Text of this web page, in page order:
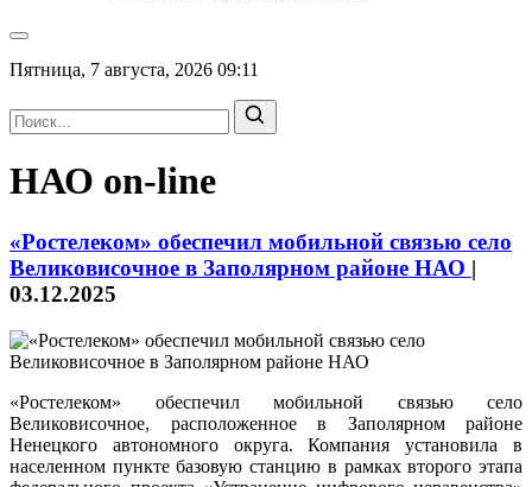
Пятница, 7 августа, 2026 09:11
НАО on-line
«Ростелеком» обеспечил мобильной связью село
Великовисочное в Заполярном районе НАО |
03.12.2025
«Ростелеком» обеспечил мобильной связью село
Великовисочное, расположенное в Заполярном районе
Ненецкого автономного округа. Компания установила в
населенном пункте базовую станцию в рамках второго этапа